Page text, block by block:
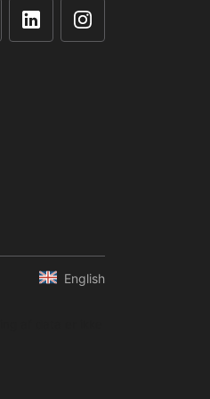
English